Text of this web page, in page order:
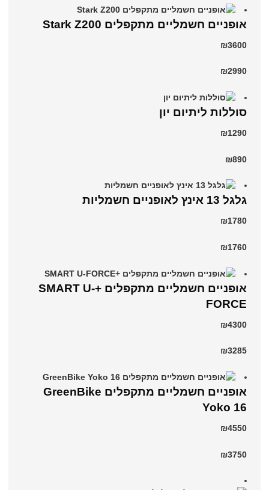
‏אופניים חשמליים ‏מתקפלים Stark Z200
₪3600
₪2990
סוללות ליתיום יון
₪1290
₪890
גלגל 13 אינץ לאופניים חשמליות
₪1780
₪1760
אופניים חשמליים מתקפלים +SMART U-
FORCE
₪4300
₪3285
‏אופניים חשמליים ‏מתקפלים GreenBike
Yoko 16
₪4550
₪3750